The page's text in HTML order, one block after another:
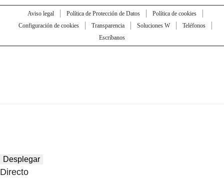
Aviso legal Política de Protección de Datos
Política de cookies
Configuración de cookies
Transparencia Soluciones W
Teléfonos
Escríbanos
Desplegar
Directo